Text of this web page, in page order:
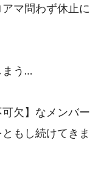
マ問わず休止に
まう…
欠】なメンバー
もし続けてきま